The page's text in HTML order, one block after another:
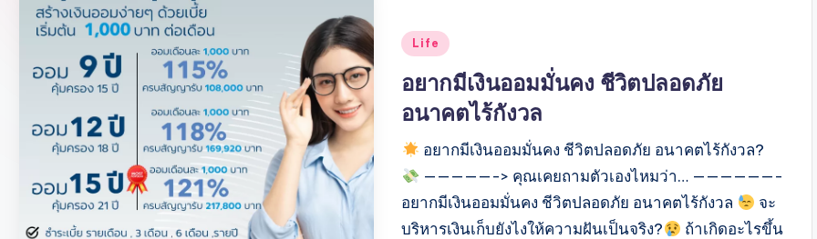
Posted
Life
อยากมีเงินออมมั่นคง ชีวิตปลอดภัย
อนาคตไร้กังวล
อยากมีเงินออมมั่นคง ชีวิตปลอดภัย อนาคตไร้กังวล?
—————-> คุณเคยถามตัวเองไหมว่า… ——————-
อยากมีเงินออมมั่นคง ชีวิตปลอดภัย อนาคตไร้กังวล
จะ
บริหารเงินเก็บยังไงให้ความฝันเป็นจริง?
ถ้าเกิดอะไรขึ้น